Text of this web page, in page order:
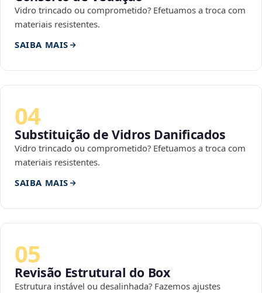
Vidro trincado ou comprometido? Efetuamos a troca com
materiais resistentes.
SAIBA MAIS
04
Substituição de Vidros Danificados
Vidro trincado ou comprometido? Efetuamos a troca com
materiais resistentes.
SAIBA MAIS
05
Revisão Estrutural do Box
Estrutura instável ou desalinhada? Fazemos ajustes